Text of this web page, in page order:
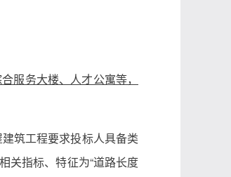
服务大楼、人才公寓等，
筑工程要求投标人具备类
关指标、特征为“道路长度